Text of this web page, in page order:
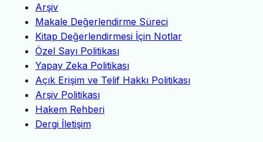
Arşiv
Makale Değerlendirme Süreci
Kitap Değerlendirmesi İçin Notlar
Özel Sayı Politikası
Yapay Zeka Politikası
Açık Erişim ve Telif Hakkı Politikası
Arşiv Politikası
Hakem Rehberi
Dergi İletişim